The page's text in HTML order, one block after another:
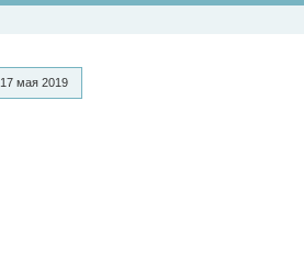
17 мая 2019